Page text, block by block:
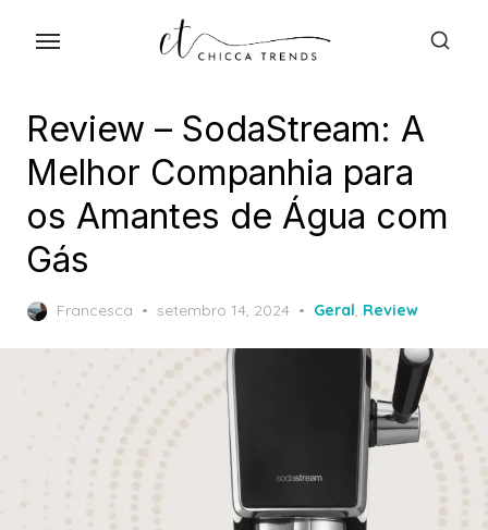
Review – SodaStream: A
Melhor Companhia para
os Amantes de Água com
Gás
Francesca
Posted
setembro 14, 2024 Geral, Review